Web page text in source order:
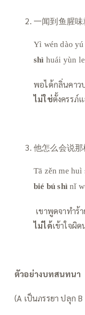
一闻到鱼腥
Yì wén dào
shì huái yùn
พอได้กลิ่นคาว
ไม่ใช่ตั้งครรภ์
他怎么会说那
Tā zěn me huì
bié bú shì nǐ
เขาพูดจาทำร้
ไม่ได้เข้าใจผิด
ตัวอย่างบทสนทนา
(A เป็นภรรยา ปลุก